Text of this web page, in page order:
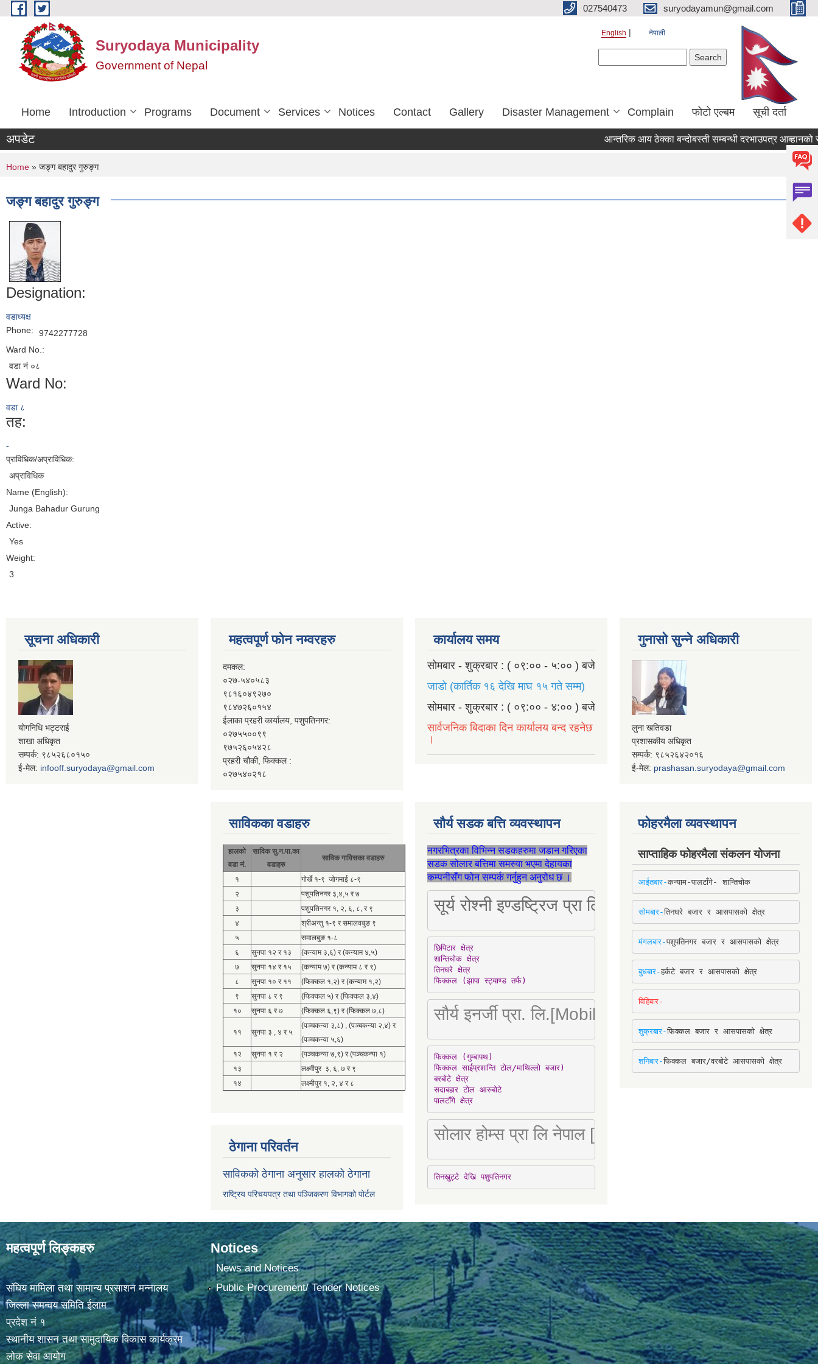
Skip to main content 027540473 suryodayamun@gmail.com
Suryodaya Municipality
Government of Nepal
English नेपाली
Home Introduction Programs Document Services Notices Contact Gallery Disaster Management Complain फोटो एल्बम सूची दर्ता
अपडेट आन्तरिक आय ठेक्का बन्दोबस्ती सम्बन्धी दरभाउपत्र आब्हानको
You are here
Home » जङ्ग बहादुर गुरुङ्ग
जङ्ग बहादुर गुरुङ्ग
Designation:
वडाध्यक्ष
Phone:
9742277728
Ward No.:
वडा नं ०८
Ward No:
वडा ८
तह:
-
प्राविधिक/अप्राविधिक:
अप्राविधिक
Name (English):
Junga Bahadur Gurung
Active:
Yes
Weight:
3
सूचना अधिकारी
योगनिधि भट्टराई
शाखा अधिकृत
सम्पर्क: ९८५२६८०१५०
ई-मेल: infooff.suryodaya@gmail.com
महत्वपूर्ण फोन नम्वरहरु
दमकल:
०२७-५४०५८३
९८१६०४९२७०
९८४७२६०१५४
ईलाका प्रहरी कार्यालय, पशुपतिनगर:
०२७५५००९९
९७५२६०५४२८
प्रहरी चौकी, फिक्कल :
०२७५४०२१८
कार्यालय समय
सोमबार - शुक्रबार : ( ०९:०० - ५:०० ) बजे
जाडो (कार्तिक १६ देखि माघ १५ गते सम्म)
सोमबार - शुक्रबार : ( ०९:०० - ४:०० ) बजे
सार्वजनिक बिदाका दिन कार्यालय बन्द रहनेछ
।
गुनासो सुन्ने अधिकारी
लुना खतिवडा
प्रशासकीय अधिकृत
सम्पर्क: ९८५२६४२०१६
ई-मेल: prashasan.suryodaya@gmail.com
साविकका वडाहरु
हालको
वडा नं.
साविक सु.न.पा.का
वडाहरु
साविक गाविसका वडाहरु
१
गोर्खे १-९ जोगमाई ८-९
२
पशुपतिनगर ३,४,५ र ७
३
पशुपतिनगर १, २, ६, ८, र ९
४
श्रीअन्तु १-९ र समालवबुङ ९
५
समालबुङ १-८
६
सुनपा १२ र १३
(कन्याम ३,६) र (कन्याम ४,५)
७
सुनपा १४ र १५
(कन्याम ७) र (कन्याम ८ र ९)
८
सुनपा १० र ११
(फिक्कल १,२) र (कन्याम १,२)
९
सुनपा ८ र ९
(फिक्कल ५) र (फिक्कल ३,४)
१०
सुनपा ६ र ७ (फिक्कल ६,९) र (फिक्कल ७,८)
११ सुनपा ३ , ४ र ५
(पञ्चकन्या ३,८) , (पञ्चकन्या २,४) र
(पञ्चकन्या ५,६)
१२
सुनपा १ र २
(पञ्चकन्या ७,९) र (पञ्चकन्या १)
१३
लक्ष्मीपुर ३, ६, ७ र ९
१४
लक्ष्मीपुर १, २, ४ र ८
ठेगाना परिवर्तन
साविकको ठेगाना अनुसार हालको ठेगाना
राष्ट्रिय परिचयपत्र तथा पञ्जिकरण विभागको पोर्टल
सौर्य सडक बत्ति व्यवस्थापन
नगरभित्रका विभिन्न सडकहरुमा जडान गरिएका
सडक सोलार बत्तिमा समस्या भएमा देहायका
कम्पनीसँग फोन सम्पर्क गर्नुहुन अनुरोध छ ।
सूर्य रोश्नी इण्डष्ट्रिज प्रा लि [Mobile: 9851034034]
छिपिटार क्षेत्र
शान्तिचोक क्षेत्र
तिनघरे क्षेत्र
फिक्कल (झापा स्ट्याण्ड तर्फ)
सौर्य इनर्जी प्रा. लि.[Mobile : 9842780266]
फिक्कल (गुम्बापथ)
फिक्कल साईप्रशान्ति टोल/माथिल्लो बजार)
बरबोटे क्षेत्र
सदाबहार टोल आरुबोटे
पालटाँगे क्षेत्र
सोलार होम्स प्रा लि नेपाल [Mobile : 9851066274]
तिनखुट्टे देखि पशुपतिनगर
फोहरमैला व्यवस्थापन
साप्ताहिक फोहरमैला संकलन योजना
आईतबार-कन्याम-पालटाँगे- शान्तिचोक
सोमबार-तिनघरे बजार र आसपासको क्षेत्र
मंगलबार-पशुपतिनगर बजार र आसपासको क्षेत्र
बुधबार-हर्कटे बजार र आसपासको क्षेत्र
विहिबार-
शुक्रबार-फिक्कल बजार र आसपासको क्षेत्र
शनिबार-फिक्कल बजार/वरबोटे आसपासको क्षेत्र
महत्वपूर्ण लिङ्कहरु
संघिय मामिला तथा सामान्य प्रसाशन मन्नालय
जिल्ला समन्वय समिति ईलाम
प्रदेश नं १
स्थानीय शासन तथा सामुदायिक विकास कार्यक्रम
लोक सेवा आयोग
Notices
News and Notices
Public Procurement/ Tender Notices